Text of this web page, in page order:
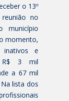
o 13º
no
município
momento,
inativos e
R$ 3 mil
a 67 mil
lista dos